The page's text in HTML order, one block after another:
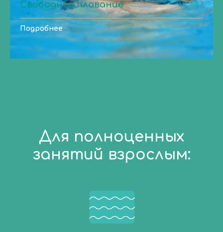
Свободное плавание
Подробнее
Для полноценных
занятий взрослым: